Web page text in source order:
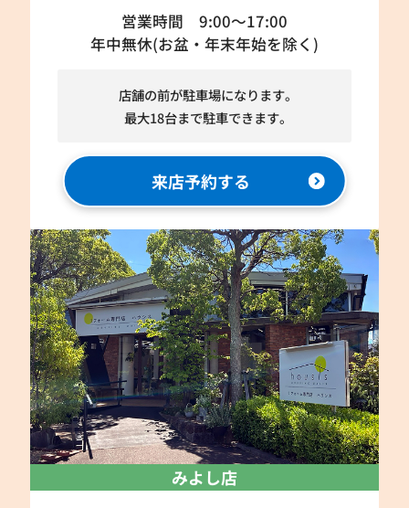
営業時間 9:00～17:00
年中無休(お盆・年末年始を除く)
店舗の前が駐車場になります。
最大18台まで駐車できます。
来店予約する
みよし店